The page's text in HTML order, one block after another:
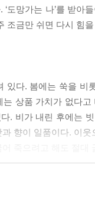
‘도망가는 나’를 받
조금만 쉬면 다시 힘
있다. 봄에는 쑥을 비
는 상품 가치가 없다
. 비가 내린 후에는
향이 일품이다. 이
건 미지의 영역이었